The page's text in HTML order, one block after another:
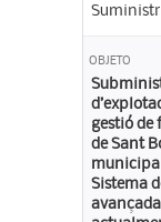
OBJETO
gestió de
de Sant
Sistema